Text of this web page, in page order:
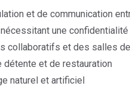
et de communication
une confidentialité
collaboratifs et des salles
et de restauration
naturel et artificiel